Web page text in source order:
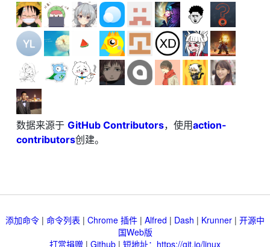
数据来源于 GitHub Contributors，使用action-
contributors创建。
添加命令 | 命令列表 | Chrome 插件 | Alfred | Dash | Krunner | 开源中
国Web版
打赏捐赠 | Github | 短地址：https://git.io/linux